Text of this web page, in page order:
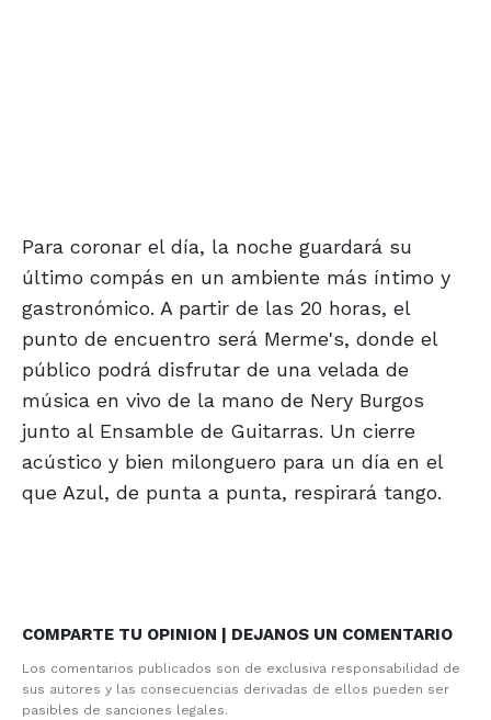
Para coronar el día, la noche guardará su
último compás en un ambiente más íntimo y
gastronómico. A partir de las 20 horas, el
punto de encuentro será Merme's, donde el
público podrá disfrutar de una velada de
música en vivo de la mano de Nery Burgos
junto al Ensamble de Guitarras. Un cierre
acústico y bien milonguero para un día en el
que Azul, de punta a punta, respirará tango.
COMPARTE TU OPINION | DEJANOS UN COMENTARIO
Los comentarios publicados son de exclusiva responsabilidad de
sus autores y las consecuencias derivadas de ellos pueden ser
pasibles de sanciones legales.